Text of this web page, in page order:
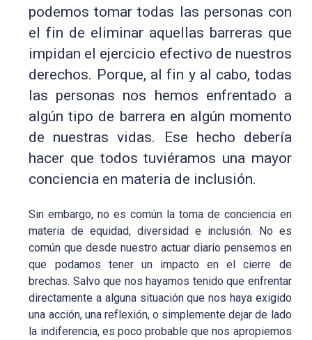
podemos tomar todas las personas con
el fin de eliminar aquellas barreras que
impidan el ejercicio efectivo de nuestros
derechos. Porque, al fin y al cabo, todas
las personas nos hemos enfrentado a
algún tipo de barrera en algún momento
de nuestras vidas. Ese hecho debería
hacer que todos tuviéramos una mayor
conciencia en materia de inclusión.
Sin embargo, no es común la toma de conciencia en
materia de equidad, diversidad e inclusión. No es
común que desde nuestro actuar diario pensemos en
que podamos tener un impacto en el cierre de
brechas. Salvo que nos hayamos tenido que enfrentar
directamente a alguna situación que nos haya exigido
una acción, una reflexión, o simplemente dejar de lado
la indiferencia, es poco probable que nos apropiemos